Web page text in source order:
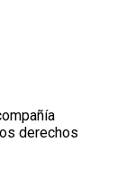
derechos